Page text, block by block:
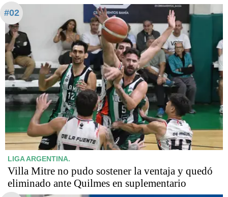
#02
LIGA ARGENTINA.
Villa Mitre no pudo sostener la ventaja y quedó
eliminado ante Quilmes en suplementario